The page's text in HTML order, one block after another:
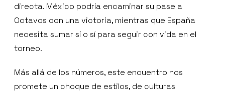
directa. México podría encaminar su pase a
Octavos con una victoria, mientras que España
necesita sumar sí o sí para seguir con vida en el
torneo.
Más allá de los números, este encuentro nos
promete un choque de estilos, de culturas